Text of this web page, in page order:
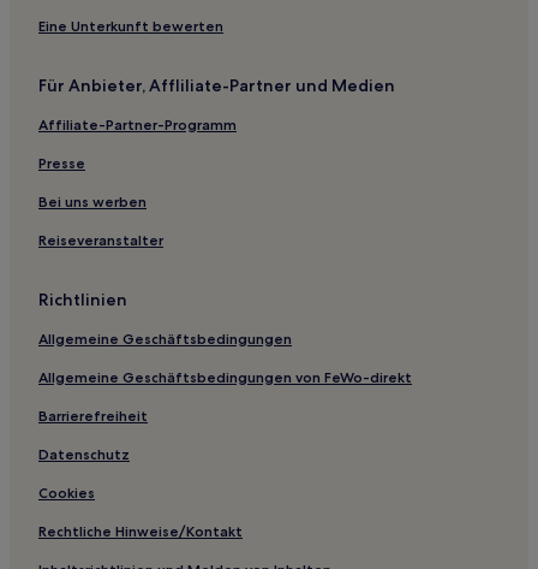
Hotels nahe Landesmuseum für Kunst und
Petersburg Hotels
Haustierfreundliche in Oldenburg
Business in Oldenburg
Eine Unterkunft bewerten
Für Anbieter, Affliliate-Partner und Medien
Affiliate-Partner-Programm
Presse
Bei uns werben
Reiseveranstalter
Richtlinien
Allgemeine Geschäftsbedingungen
Allgemeine Geschäftsbedingungen von FeWo-direkt
Barrierefreiheit
Datenschutz
Cookies
Rechtliche Hinweise/Kontakt